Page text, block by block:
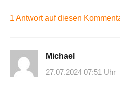
1 Antwort auf diesen
Michael
27.07.2024 07:51 Uhr